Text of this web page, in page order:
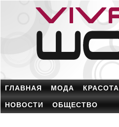
ГЛАВНАЯ МОДА КРАСОТА
НОВОСТИ ОБЩЕСТВО